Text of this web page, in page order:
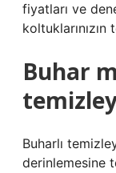
fiyatları ve
Buhar
Buharlı
derinlemesine